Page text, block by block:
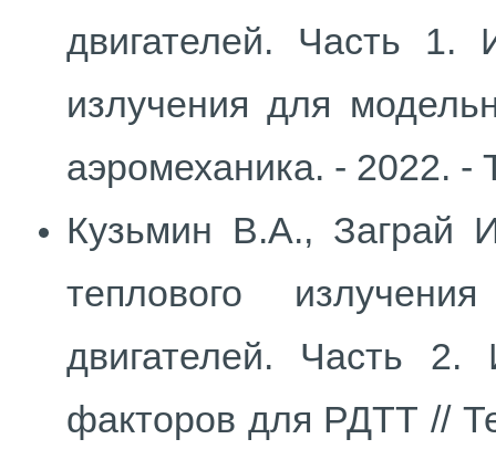
двигателей. Часть 1.
излучения для
аэромеханика. - 2022.
Кузьмин В.А., Заграй
теплового
двигателей. Часть 2.
факторов для РДТТ //